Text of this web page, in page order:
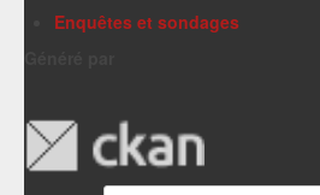
Enquêtes et sondages